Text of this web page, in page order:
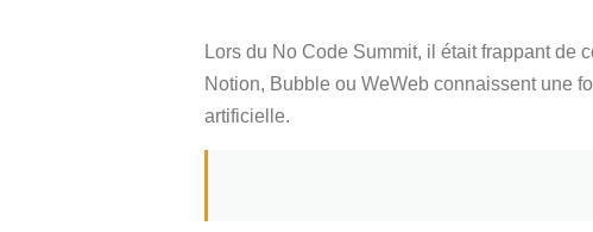
Lors du No Code Summit, il était frappant de
Notion, Bubble ou WeWeb connaissent une
artificielle.